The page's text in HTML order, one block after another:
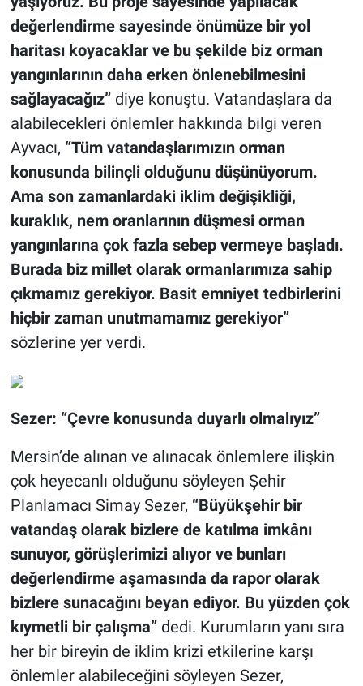
değerlendirme sayesinde önümüze bir yol
haritası koyacaklar ve bu şekilde biz orman
yangınlarının daha erken önlenebilmesini
sağlayacağız”diye konuştu. Vatandaşlara da
alabilecekleri önlemler hakkında bilgi veren
Ayvacı, “Tüm vatandaşlarımızın orman
konusunda bilinçli olduğunu düşünüyorum.
Ama son zamanlardaki iklim değişikliği,
kuraklık, nem oranlarının düşmesi orman
yangınlarına çok fazla sebep vermeye başladı.
Burada biz millet olarak ormanlarımıza sahip
çıkmamız gerekiyor. Basit emniyet tedbirlerini
hiçbir zaman unutmamamız gerekiyor”
sözlerine yer verdi.
Sezer: “Çevre konusunda duyarlı olmalıyız”
Mersin’de alınan ve alınacak önlemlere ilişkin
çok heyecanlı olduğunu söyleyen Şehir
Planlamacı Simay Sezer, “Büyükşehir bir
vatandaş olarak bizlere de katılma imkânı
sunuyor, görüşlerimizi alıyor ve bunları
değerlendirme aşamasında da rapor olarak
bizlere sunacağını beyan ediyor. Bu yüzden çok
kıymetli bir çalışma”dedi. Kurumların yanı sıra
her bir bireyin de iklim krizi etkilerine karşı
önlemler alabileceğini söyleyen Sezer,